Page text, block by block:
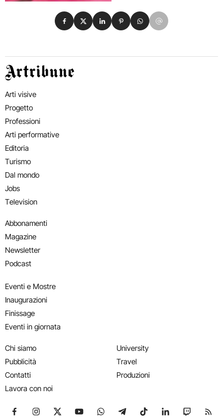
Condividi su Facebook
Condividi su X
Condividi su LinkedIn
Condividi su Pinterest
Condividi su WhatsApp
Condividi su Email
Artribune
Arti visive
Progetto
Professioni
Arti performative
Editoria
Turismo
Dal mondo
Jobs
Television
Abbonamenti
Magazine
Newsletter
Podcast
Eventi e Mostre
Inaugurazioni
Finissage
Eventi in giornata
Chi siamo
Pubblicità
Contatti
Lavora con noi
University
Travel
Produzioni
Seguici su Facebook
Seguici su Instagram
Seguici su X
Seguici su YouTube
Seguici su WhatsApp
Seguici su Telegram
Seguici su TikTok
Seguici su
Seguici